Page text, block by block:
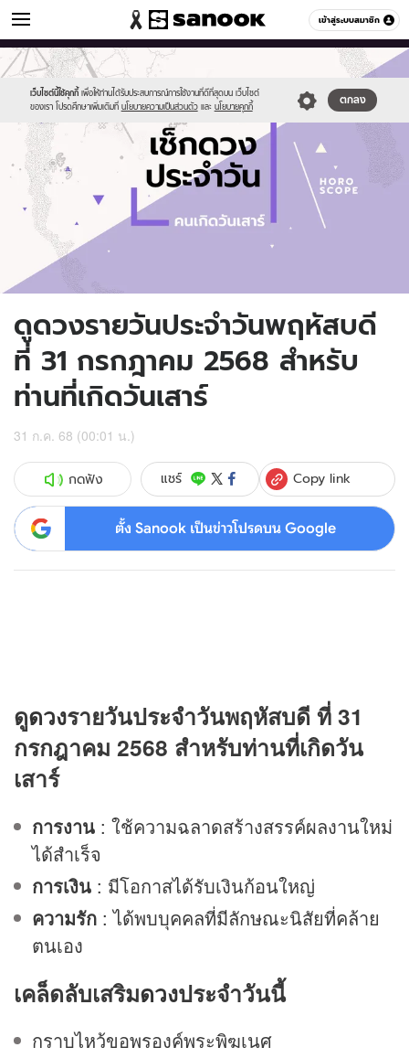
เข้าสู่ระบบสมาชิก
ดูดวง หมวดอื่นๆ
เว็บไซต์นี้ใช้คุกกี้ เพื่อให้ท่านได้รับประสบการณ์การใช้งานที่ดีที่สุดบน เว็บไซต์
ของเรา โปรดศึกษาเพิ่มเติมที่ นโยบายความเป็นส่วนตัว และ นโยบายคุกกี้
ตกลง
Sanook
//s.isanook.com/sr/0/images/logo-
new-
sanook.png
600
60
//s.isanook.com/ho/0/ud/fxd/day/daily-
horoscope-
saturday.jpg
ดูดวงรายวันประจำวันพฤหัสบดี
ที่ 31 กรกฎาคม 2568 สำหรับ
ท่านที่เกิดวันเสาร์
31 ก.ค. 68 (00:01 น.)
กดฟัง แชร์ Copy link
ตั้ง Sanook เป็นข่าวโปรดบน Google
ดูดวงรายวันประจำวันพฤหัสบดี ที่ 31
กรกฎาคม 2568 สำหรับท่านที่เกิดวัน
เสาร์
การงาน : ใช้ความฉลาดสร้างสรรค์ผลงานใหม่
ได้สำเร็จ
การเงิน : มีโอกาสได้รับเงินก้อนใหญ่
ความรัก : ได้พบบุคคลที่มีลักษณะนิสัยที่คล้าย
ตนเอง
เคล็ดลับเสริมดวงประจำวันนี้
กราบไหว้ขอพรองค์พระพิฆเนศ